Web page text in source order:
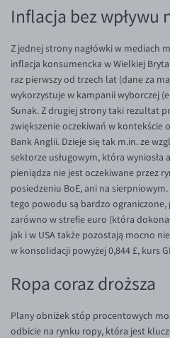
EUR/NOK
EUR/SEK
EUR/AUD
EUR/BGN
EUR/CAD
EUR/CNY
EUR/HKD
EUR/HUF
EUR/ILS
EUR/JPY
EUR/NZD
EUR/TRY
Inflacja bez wpływu
Z jednej strony nagłówki w mediach
inflacja konsumencka w Wielkiej
raz pierwszy od trzech lat (dane za
wykorzystuje w kampanii wyborczej
Sunak. Z drugiej strony taki rezultat
zwiększenie oczekiwań w kontekście
Bank Anglii. Dzieje się tak m.in. ze
sektorze usługowym, która wyniosła
pieniądza nie jest oczekiwane przez
posiedzeniu BoE, ani na
tego powodu są bardzo
zarówno w strefie euro (która
jak i w USA także pozostają mocno
w konsolidacji powyżej 0,844 £, kurs
Ropa coraz droższa
Plany obniżek stóp procentowych
odbicie na rynku ropy, która jest